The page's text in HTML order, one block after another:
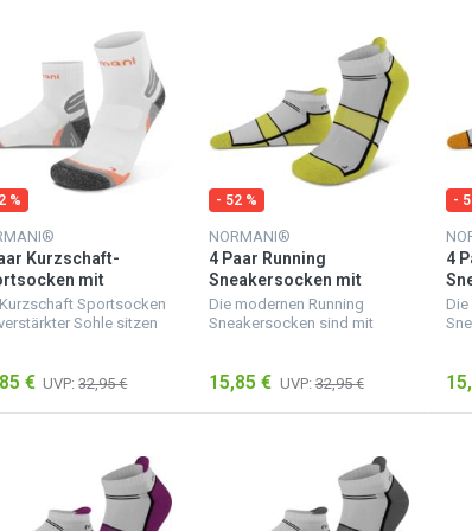
%
Kurzschaft-
mit
Sohle
Orange
Sportsocken
Sohle sitzen
elastischen, nicht
€ UVP: 32,95 €
- 52 %
NORMANI®
4 Paar Running
Sneakersocken mit
Fersenlasche Blazing
Yellow
Die modernen Running
Sneakersocken sind mit
versehen und bieten eine
für einen ausgeruhten...
15,85 € UVP: 32,95 €
-
4
für